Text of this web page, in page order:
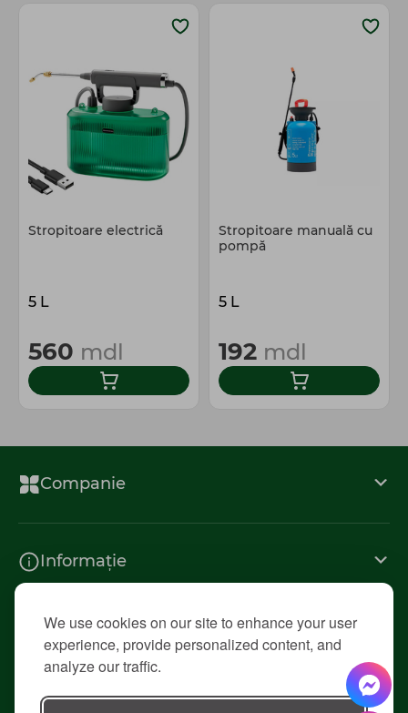
We use cookies on our site to enhance your user
experience, provide personalized content, and
analyze our traffic.
Stropitoare electrică
5 L
560 mdl
Stropitoare manuală cu
pompă
5 L
192 mdl
Companie
Informație
Contacte